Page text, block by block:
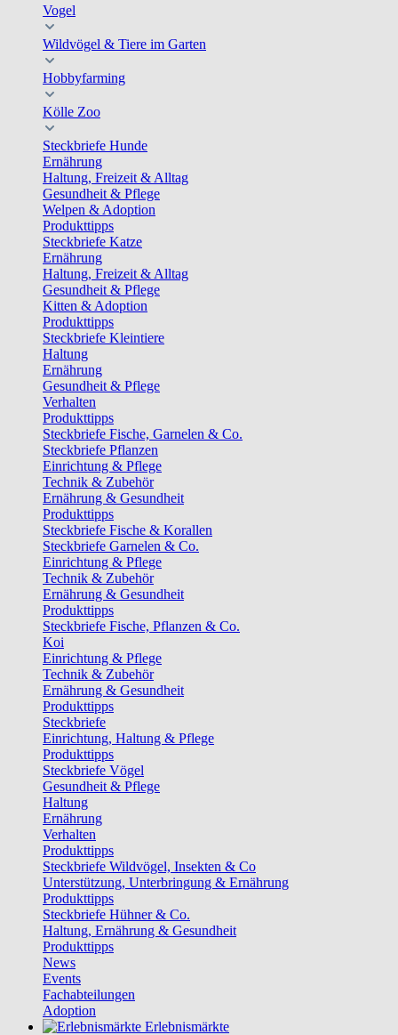
Vogel
Wildvögel & Tiere im Garten
Hobbyfarming
Kölle Zoo
Steckbriefe Hunde
Ernährung
Haltung, Freizeit & Alltag
Gesundheit & Pflege
Welpen & Adoption
Produkttipps
Steckbriefe Katze
Ernährung
Haltung, Freizeit & Alltag
Gesundheit & Pflege
Kitten & Adoption
Produkttipps
Steckbriefe Kleintiere
Haltung
Ernährung
Gesundheit & Pflege
Verhalten
Produkttipps
Steckbriefe Fische, Garnelen & Co.
Steckbriefe Pflanzen
Einrichtung & Pflege
Technik & Zubehör
Ernährung & Gesundheit
Produkttipps
Steckbriefe Fische & Korallen
Steckbriefe Garnelen & Co.
Einrichtung & Pflege
Technik & Zubehör
Ernährung & Gesundheit
Produkttipps
Steckbriefe Fische, Pflanzen & Co.
Koi
Einrichtung & Pflege
Technik & Zubehör
Ernährung & Gesundheit
Produkttipps
Steckbriefe
Einrichtung, Haltung & Pflege
Produkttipps
Steckbriefe Vögel
Gesundheit & Pflege
Haltung
Ernährung
Verhalten
Produkttipps
Steckbriefe Wildvögel, Insekten & Co
Unterstützung, Unterbringung & Ernährung
Produkttipps
Steckbriefe Hühner & Co.
Haltung, Ernährung & Gesundheit
Produkttipps
News
Events
Fachabteilungen
Adoption
Erlebnismärkte